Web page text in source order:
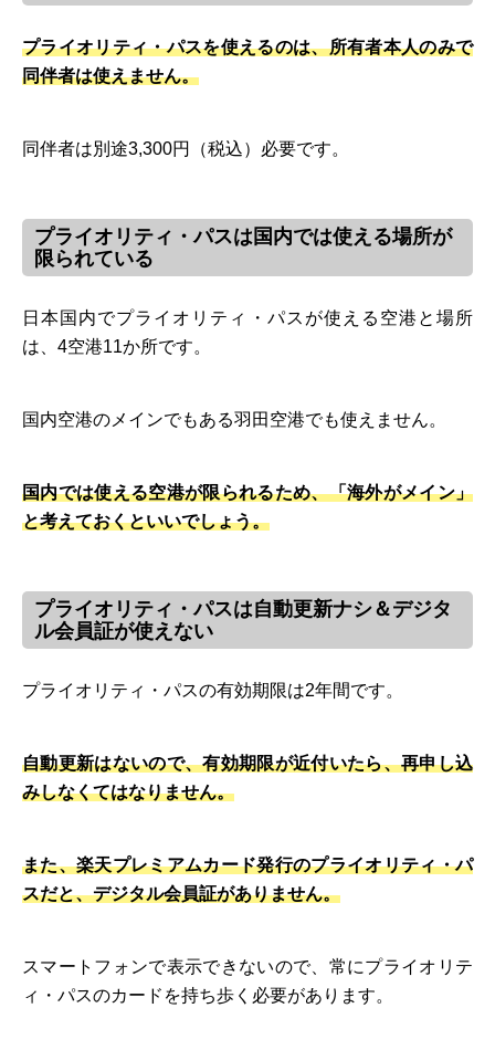
プライオリティ・パスを使えるのは、所有者本人のみで
同伴者は使えません。
同伴者は別途3,300円（税込）必要です。
プライオリティ・パスは国内では使える場所が
限られている
日本国内でプライオリティ・パスが使える空港と場所
は、4空港11か所です。
国内空港のメインでもある羽田空港でも使えません。
国内では使える空港が限られるため、「海外がメイン」
と考えておくといいでしょう。
プライオリティ・パスは自動更新ナシ＆デジタ
ル会員証が使えない
プライオリティ・パスの有効期限は2年間です。
自動更新はないので、有効期限が近付いたら、再申し込
みしなくてはなりません。
また、楽天プレミアムカード発行のプライオリティ・パ
スだと、デジタル会員証がありません。
スマートフォンで表示できないので、常にプライオリテ
ィ・パスのカードを持ち歩く必要があります。